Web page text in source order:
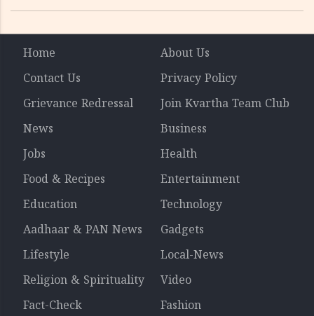
Home
About Us
Contact Us
Privacy Policy
Grievance Redressal
Join Kvartha Team Club
News
Business
Jobs
Health
Food & Recipes
Entertainment
Education
Technology
Aadhaar & PAN News
Gadgets
Lifestyle
Local-News
Religion & Spirituality
Video
Fact-Check
Fashion